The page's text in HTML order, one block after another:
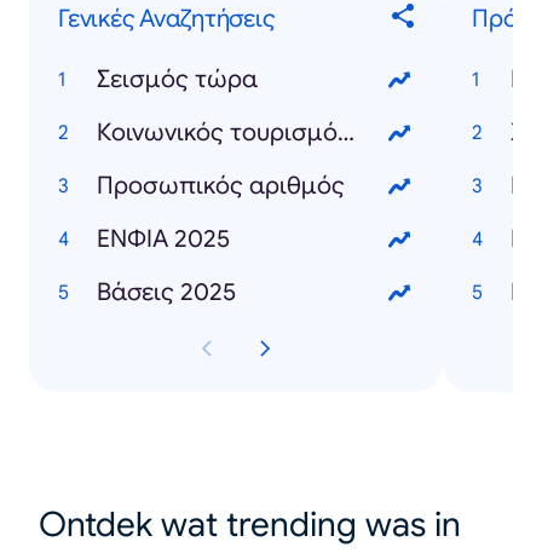
Γενικές Αναζητήσεις
Σεισμός τώρα
Κοινωνικός τουρισμός 2025
Προσωπικός αριθμός
ΕΝΦΙΑ 2025
Βάσεις 2025
Ontdek wat trending was in